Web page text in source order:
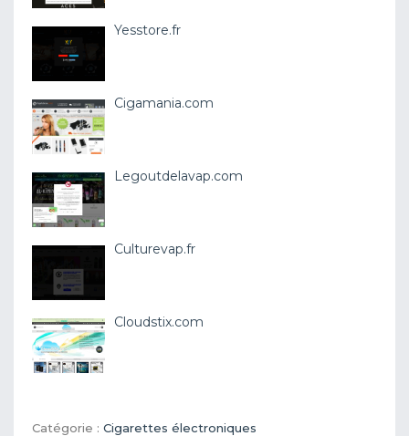
Yesstore.fr
Cigamania.com
Legoutdelavap.com
Culturevap.fr
Cloudstix.com
Catégorie : Cigarettes électroniques